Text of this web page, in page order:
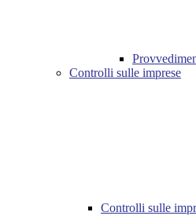
Controlli sulle imprese
Controlli sulle